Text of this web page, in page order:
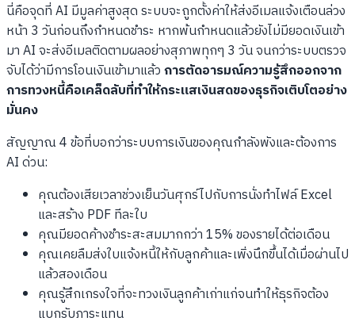
นี่คือจุดที่ AI มีมูลค่าสูงสุด ระบบจะถูกตั้งค่าให้ส่งอีเมลแจ้งเตือนล่วง
หน้า 3 วันก่อนถึงกำหนดชำระ หากพ้นกำหนดแล้วยังไม่มียอดเงินเข้า
มา AI จะส่งอีเมลติดตามผลอย่างสุภาพทุกๆ 3 วัน จนกว่าระบบตรวจ
จับได้ว่ามีการโอนเงินเข้ามาแล้วการตัดอารมณ์ความรู้สึกออกจาก
การทวงหนี้คือเคล็ดลับที่ทำให้กระแสเงินสดของธุรกิจเติบโตอย่าง
มั่นคง
สัญญาณ 4 ข้อที่บอกว่าระบบการเงินของคุณกำลังพังและต้องการ
AI ด่วน:
คุณต้องเสียเวลาช่วงเย็นวันศุกร์ไปกับการนั่งทำไฟล์ Excel
และสร้าง PDF ทีละใบ
คุณมียอดค้างชำระสะสมมากกว่า 15% ของรายได้ต่อเดือน
คุณเคยลืมส่งใบแจ้งหนี้ให้กับลูกค้าและเพิ่งนึกขึ้นได้เมื่อผ่านไป
แล้วสองเดือน
คุณรู้สึกเกรงใจที่จะทวงเงินลูกค้าเก่าแก่จนทำให้ธุรกิจต้อง
แบกรับภาระแทน